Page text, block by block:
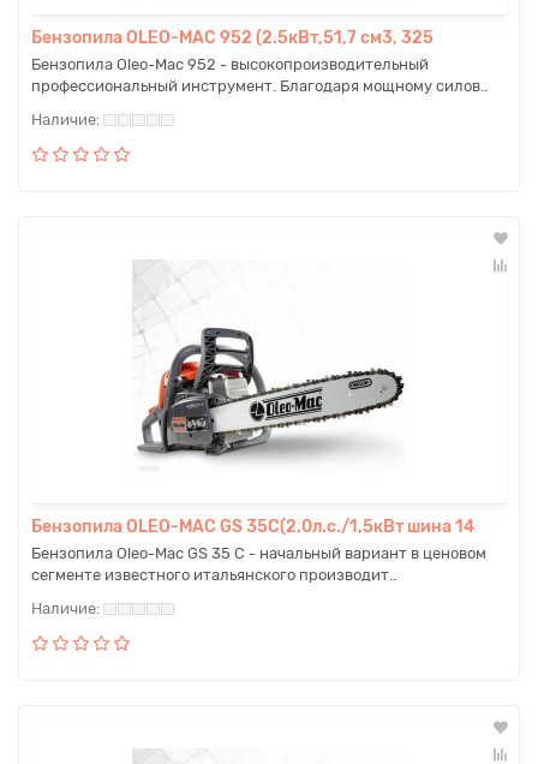
Бензопила OLEO-MAC 952 (2.5кВт,51,7 см3, 325
Бензопила Oleo-Mac 952 - высокопроизводительный
профессиональный инструмент. Благодаря мощному силов..
Бензопила OLEO-MAC GS 35C(2.0л.с./1,5кВт шина 14
Бензопила Oleo-Mac GS 35 C - начальный вариант в ценовом
сегменте известного итальянского производит..